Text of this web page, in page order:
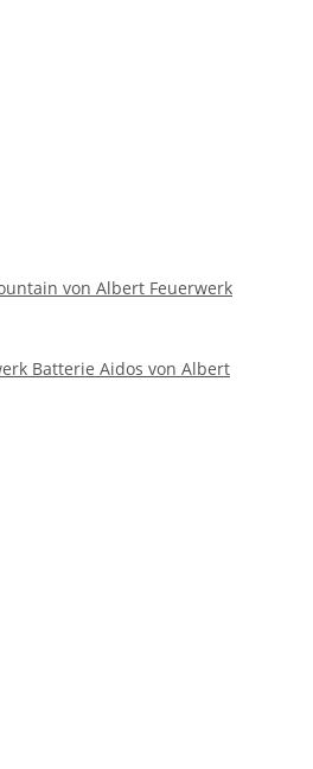
von Albert Feuerwerk